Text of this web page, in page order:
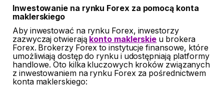
Inwestowanie na rynku Forex za pomocą konta
maklerskiego
Aby inwestować na rynku Forex, inwestorzy
zazwyczaj otwierają konto maklerskie u brokera
Forex. Brokerzy Forex to instytucje finansowe, które
umożliwiają dostęp do rynku i udostępniają platformy
handlowe. Oto kilka kluczowych kroków związanych
z inwestowaniem na rynku Forex za pośrednictwem
konta maklerskiego: